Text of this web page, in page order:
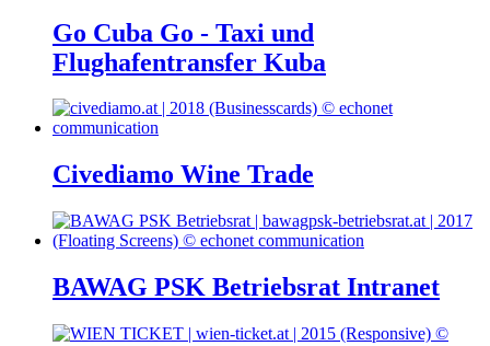
Go Cuba Go - Taxi und
Flughafentransfer Kuba
Civediamo Wine Trade
BAWAG PSK Betriebsrat Intranet